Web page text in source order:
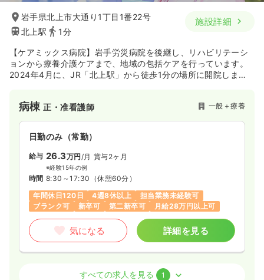
岩手県北上市大通り1丁目1番22号
北上駅
1分
施設詳細
【ケアミックス病院】岩手労災病院を後継し、リハビリテーシ
ョンから療養介護ケアまで、地域の包括ケアを行っています。
2024年4月に、JR「北上駅」から徒歩1分の場所に開院しまし
病棟正・准看護師 一般＋療養
日勤のみ（常勤）
給与 26.3万円 /月 賞与2ヶ月
※経験15年の例
時間 8:30～17:30 （休憩60分）
年間休日120日
4週8休以上
担当業務未経験可
ブランク可
新卒可 第二新卒可 月給28万円以上可
気になる 詳細を見る
介護・福祉系正・准看護師
すべての求人を見る 1